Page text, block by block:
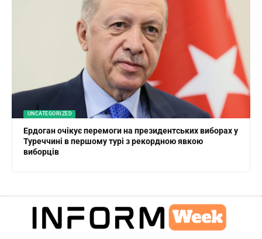
UNCATEGORIZED
Ердоган очікує перемоги на президентських виборах у
Туреччині в першому турі з рекордною явкою
виборців